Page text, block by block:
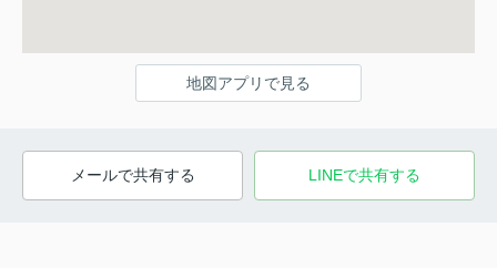
地図アプリで見る
メールで共有する LINEで共有する